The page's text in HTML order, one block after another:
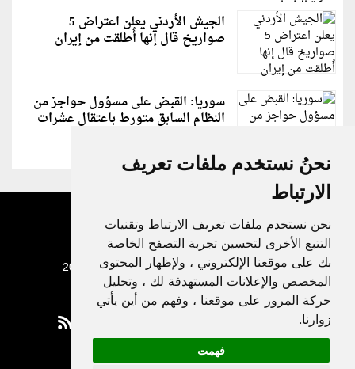
نحنُ نستخدم ملفات تعريف
الارتباط
نحن نستخدم ملفات تعريف الارتباط وتقنيات
التتبع الأخرى لتحسين تجربة التصفح الخاصة
بك على موقعنا الإلكتروني ، ولإظهار المحتوى
المخصص والإعلانات المستهدفة لك ، وتحليل
حركة المرور على موقعنا ، وفهم من أين يأتي
زوارنا.
فهمت
الجيش الأردني يعلن اعتراض 5
صواريخ قال إنها أُطلقت من إيران
سوريا: القبض على مسؤول حواجز من
النظام السابق متورط باعتقال عشرات
جميع الحقوق محفوظة لدنيا الوطن © 2003 - 2022